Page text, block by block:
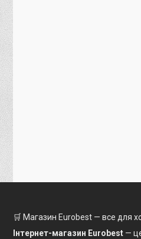
🛒 Магазин Eurobest — все для
Інтернет-магазин Eurobest —